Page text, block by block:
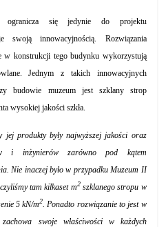
ogranicza się jedynie do projektu
swoją innowacyjnością. Rozwiązania
w konstrukcji tego budynku wykorzystują
Jednym z takich innowacyjnych
budowie muzeum jest szklany strop
wysokiej jakości szkła.
produkty były najwyższej jakości oraz
i inżynierów zarówno pod kątem
Nie inaczej było w przypadku Muzeum II
tam kilkaset m2 szklanego stropu w
5 kN/m2. Ponadto rozwiązanie to jest w
swoje właściwości w każdych